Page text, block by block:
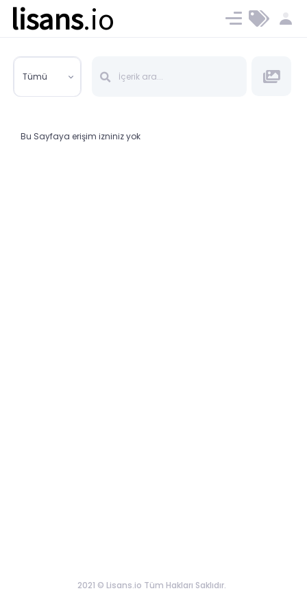
lisans.io Ücret ve Planlar
Tümü
Bu Sayfaya erişim izniniz yok
2021 © Lisans.io Tüm Hakları Saklıdır.